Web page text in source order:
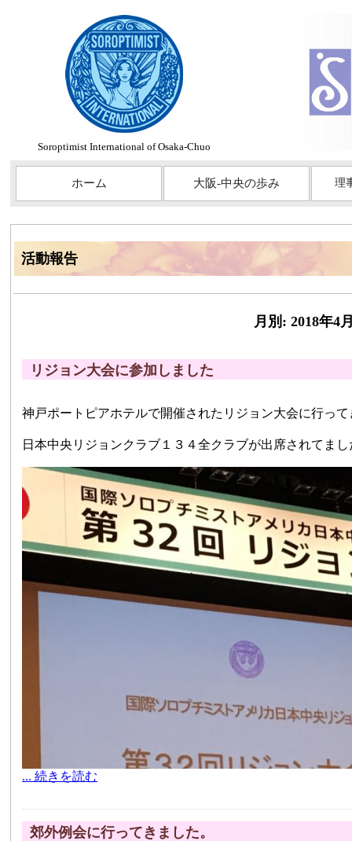
Soroptimist International of Osaka-Chuo
ホーム 大阪-中央の歩み 理
活動報告
月別: 2018年4
リジョン大会に参加しました
神戸ポートピアホテルで開催されたリジョン大会に行っ
日本中央リジョンクラブ１３４全クラブが出席されてまし
... 続きを読む
郊外例会に行ってきました。